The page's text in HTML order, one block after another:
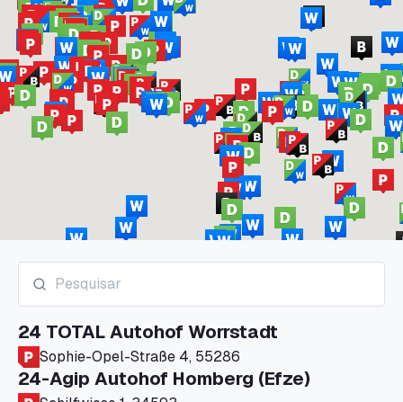
24 TOTAL Autohof Worrstadt
Sophie-Opel-Straße 4, 55286
24-Agip Autohof Homberg (Efze)